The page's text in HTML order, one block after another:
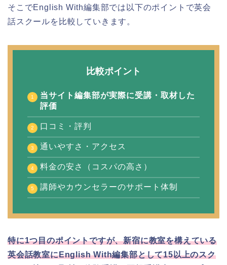
そこでEnglish With編集部では以下のポイントで英会
話スクールを比較していきます。
比較ポイント
当サイト編集部が実際に受講・取材した
評価
口コミ・評判
通いやすさ・アクセス
料金の安さ（コスパの高さ）
講師やカウンセラーのサポート体制
特に1つ目のポイントですが、新宿に教室を構えている
英会話教室にEnglish With編集部として15以上のスク